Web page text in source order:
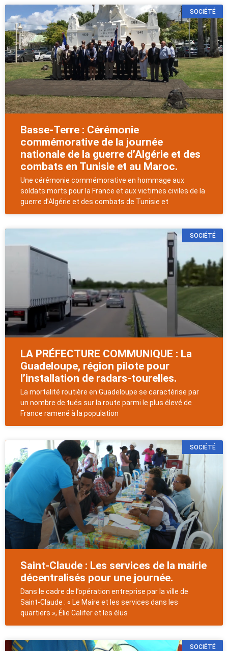
SOCIÉTÉ
Basse-Terre : Cérémonie
commémorative de la journée
nationale de la guerre d’Algérie et des
combats en Tunisie et au Maroc.
Une cérémonie commémorative en hommage aux
soldats morts pour la France et aux victimes civiles de la
guerre d’Algérie et des combats de Tunisie et
SOCIÉTÉ
LA PRÉFECTURE COMMUNIQUE : La
Guadeloupe, région pilote pour
l’installation de radars-tourelles.
La mortalité routière en Guadeloupe se caractérise par
un nombre de tués sur la route parmi le plus élevé de
France ramené à la population
SOCIÉTÉ
Saint-Claude : Les services de la mairie
décentralisés pour une journée.
Dans le cadre de l’opération entreprise par la ville de
Saint-Claude : « Le Maire et les services dans les
quartiers », Élie Califer et les élus
SOCIÉTÉ